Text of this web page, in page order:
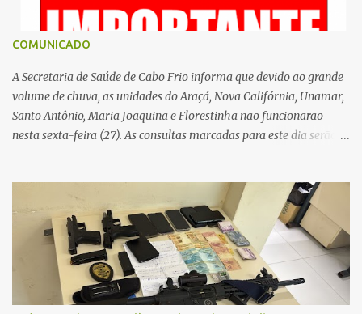
COMUNICADO
A Secretaria de Saúde de Cabo Frio informa que devido ao grande
volume de chuva, as unidades do Araçá, Nova Califórnia, Unamar,
Santo Antônio, Maria Joaquina e Florestinha não funcionarão
nesta sexta-feira (27). As consultas marcadas para este dia serão
Contamos com a compreensão de toda população, pois se trata de
uma situação climática que foge ao controle da administração
pública.